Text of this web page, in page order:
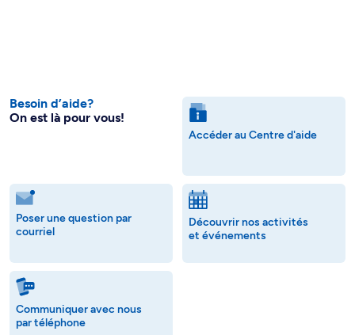
Besoin d’aide?
On est là pour vous!
Accéder au Centre d'aide
Poser une question par
courriel
Découvrir nos activités
et événements
Communiquer avec nous
par téléphone